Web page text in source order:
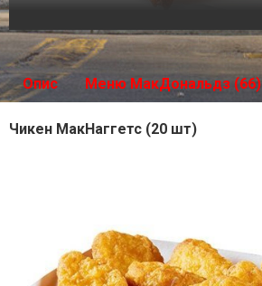
Опис Меню МакДональдз (66)
Чикен МакНаггетс (20 шт)